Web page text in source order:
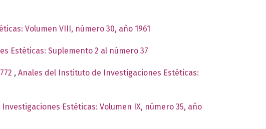
Volumen VIII, número 30, año 1961
Estéticas: Suplemento 2 al número 37
, Anales del Instituto de Investigaciones Estéticas:
Estéticas: Volumen IX, número 35, año